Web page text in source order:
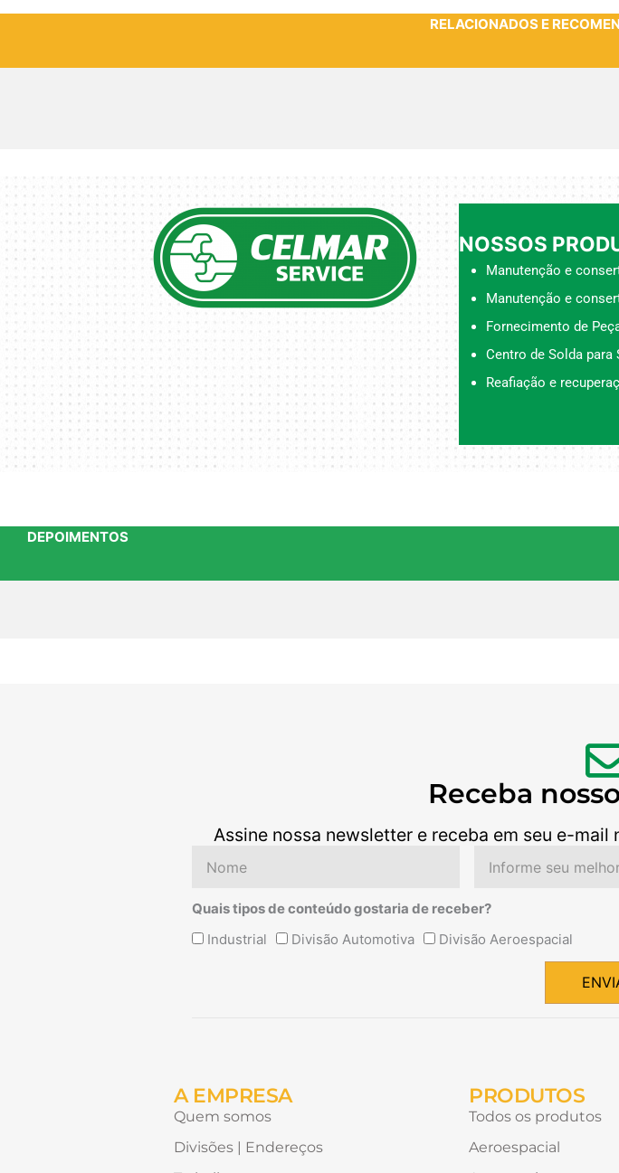
RELACIONADOS E
NOSSOS
Manutenção e
Manutenção e
Fornecimento de
Centro de Solda para
Reafiação e
DEPOIMENTOS
Receba
Assine nossa newsletter e receba em seu e-
Quais tipos de conteúdo gostaria de receber?
QuaisIndustrial Divisão Automotiva Divisão Aeroespacial
A EMPRESA
Quem somos
Divisões | Endereços
PRODUTOS
Todos os produtos
Aeroespacial